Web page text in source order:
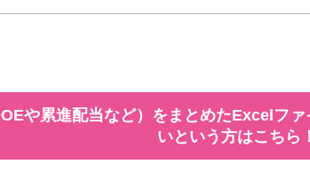
や累進配当など）をまとめたExcelフ
いという方はこちら！